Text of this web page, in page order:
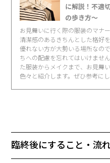
に解説！不適
の歩き方〜
お見舞いに行く際の服装のマナ
清潔感のあるきちんとした格好
優れない方が大勢いる場所なの
ちへの配慮を忘れてはいけませ
た服装からメイクまで、お見舞
色々と紹介します。ぜひ参考にし
臨終後にすること・流